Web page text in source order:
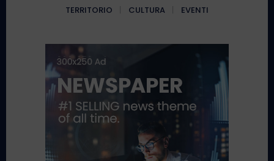
TERRITORIO
CULTURA EVENTI